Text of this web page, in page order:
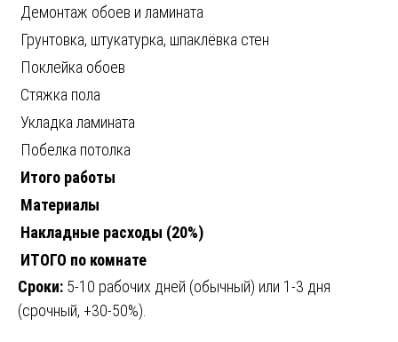
Демонтаж обоев и ламината
Грунтовка, штукатурка, шпаклёвка стен
Поклейка обоев
Стяжка пола
Укладка ламината
Побелка потолка
Итого работы
Материалы
Накладные расходы (20%)
ИТОГО по комнате
Сроки: 5-10 рабочих дней (обычный) или 1-3 дня
(срочный, +30-50%).